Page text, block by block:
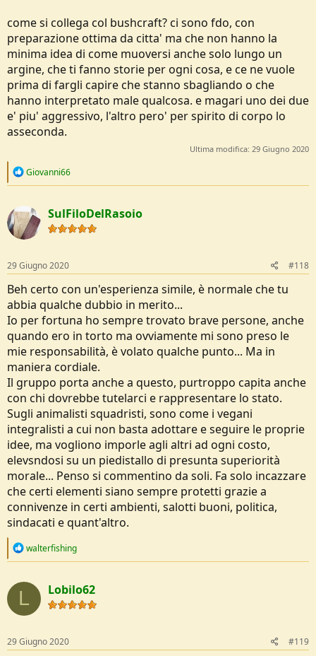
come si collega col bushcraft? ci sono fdo, con
preparazione ottima da citta' ma che non hanno la
minima idea di come muoversi anche solo lungo un
argine, che ti fanno storie per ogni cosa, e ce ne vuole
prima di fargli capire che stanno sbagliando o che
hanno interpretato male qualcosa. e magari uno dei due
e' piu' aggressivo, l'altro pero' per spirito di corpo lo
asseconda.
Ultima modifica: 29 Giugno 2020
R
c
t
i
o
s
:
Giovanni66
SulFiloDelRasoio
29 Giugno 2020 #118
Beh certo con un'esperienza simile, è normale che tu
abbia qualche dubbio in merito...
Io per fortuna ho sempre trovato brave persone, anche
quando ero in torto ma ovviamente mi sono preso le
mie responsabilità, è volato qualche punto... Ma in
maniera cordiale.
Il gruppo porta anche a questo, purtroppo capita anche
con chi dovrebbe tutelarci e rappresentare lo stato.
Sugli animalisti squadristi, sono come i vegani
integralisti a cui non basta adottare e seguire le proprie
idee, ma vogliono imporle agli altri ad ogni costo,
elevsndosi su un piedistallo di presunta superiorità
morale... Penso si commentino da soli. Fa solo incazzare
che certi elementi siano sempre protetti grazie a
connivenze in certi ambienti, salotti buoni, politica,
sindacati e quant'altro.
R
c
i
o
s
:
walterfishing
L Lobilo62
29 Giugno 2020 #119